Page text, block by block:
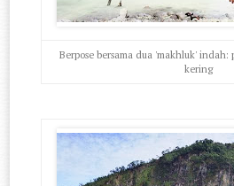
Berpose bersama dua 'makhluk'
kering